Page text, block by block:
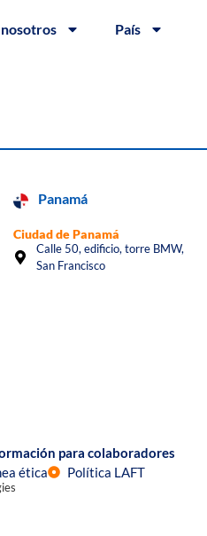
País
Panamá
Ciudad de Panamá
Calle 50, edificio, torre BMW,
San Francisco
para colaboradores
ética Política LAFT